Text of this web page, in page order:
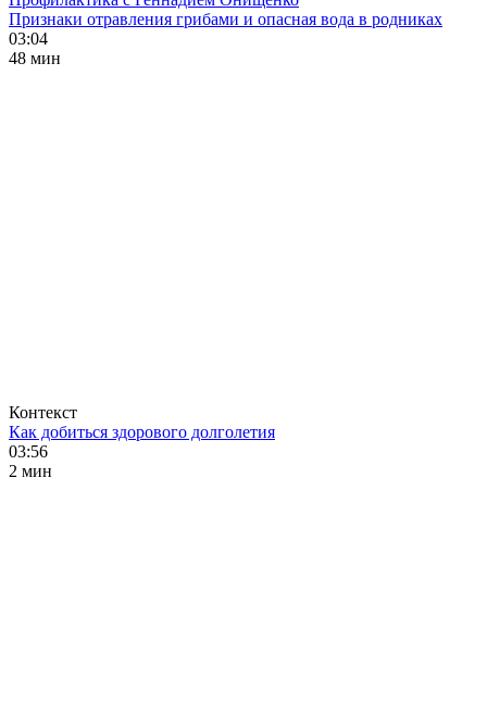
Признаки отравления грибами и опасная вода в родниках
03:04
48 мин
Контекст
Как добиться здорового долголетия
03:56
2 мин